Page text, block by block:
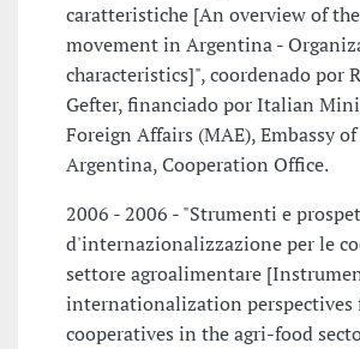
caratteristiche [An overview of
movement in Argentina -
characteristics]", coordenado por
Gefter, financiado por Italian
Foreign Affairs (MAE), Embassy
Argentina, Cooperation Office.
2006 - 2006 - "Strumenti e
d'internazionalizzazione per le
settore agroalimentare
internationalization perspectives
cooperatives in the agri-food